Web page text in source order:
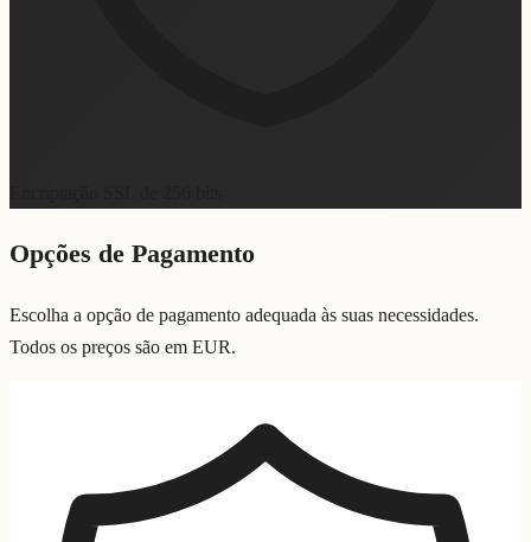
Opções de Pagamento
Escolha a opção de pagamento adequada às suas necessidades.
Todos os preços são em EUR.